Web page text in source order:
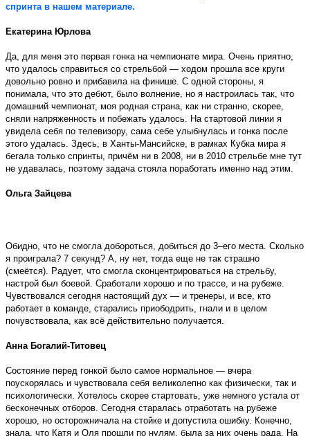
спринта в нашем материале.
Екатерина Юрлова
Да, для меня это первая гонка на чемпионате мира. Очень приятно,
что удалось справиться со стрельбой — ходом прошла все круги
довольно ровно и прибавила на финише. С одной стороны, я
понимала, что это дебют, было волнение, но я настроилась так, что
домашний чемпионат, моя родная страна, как ни странно, скорее,
сняли напряженность и побежать удалось. На стартовой линии я
увидела себя по телевизору, сама себе улыбнулась и гонка после
этого удалась. Здесь, в Ханты-Мансийске, в рамках Кубка мира я
бегала только спринты, причём ни в 2008, ни в 2010 стрельбе мне тут
не удавалась, поэтому задача стояла поработать именно над этим.
Ольга Зайцева
Обидно, что не смогла добороться, добиться до 3–его места. Сколько
я проиграла? 7 секунд? А, ну нет, тогда еще не так страшно
(смеётся). Радует, что смогла сконцентрироваться на стрельбу,
настрой был боевой. Сработали хорошо и по трассе, и на рубеже.
Чувствовался сегодня настоящий дух — и тренеры, и все, кто
работает в команде, старались приободрить, гнали и в целом
почувствовала, как всё действительно получается.
Анна Богалий-Титовец
Состояние перед гонкой было самое нормальное — вчера
поускорялась и чувствовала себя великолепно как физически, так и
психологически. Хотелось скорее стартовать, уже немного устала от
бесконечных отборов. Сегодня старалась отработать на рубеже
хорошо, но осторожничала на стойке и допустила ошибку. Конечно,
знала, что Катя и Оля прошли по нулям, была за них очень рада. На